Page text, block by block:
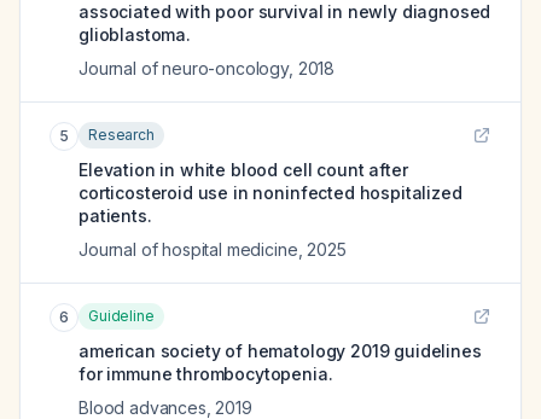
associated with poor survival in newly diagnosed
glioblastoma.
Journal of neuro-oncology, 2018
5 Research
Elevation in white blood cell count after
corticosteroid use in noninfected hospitalized
patients.
Journal of hospital medicine 2025
6 Guideline
american society of hematology 2019 guidelines
for immune thrombocytopenia.
Blood advances 2019